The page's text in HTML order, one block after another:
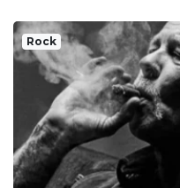
Rock